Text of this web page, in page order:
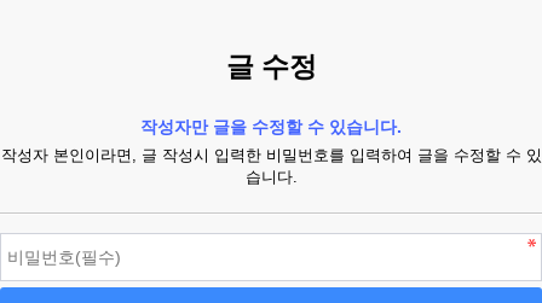
글 수정
작성자만 글을 수정할 수 있습니다.
작성자 본인이라면, 글 작성시 입력한 비밀번호를 입력하여 글을 수정할 수 있
습니다.